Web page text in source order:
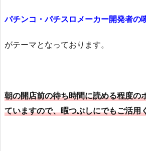
パチンコ・パチスロメーカー開発者の
がテーマとなっております。
朝の開店前の待ち時間に読める程度の
ていますので、暇つぶしにでもご活用